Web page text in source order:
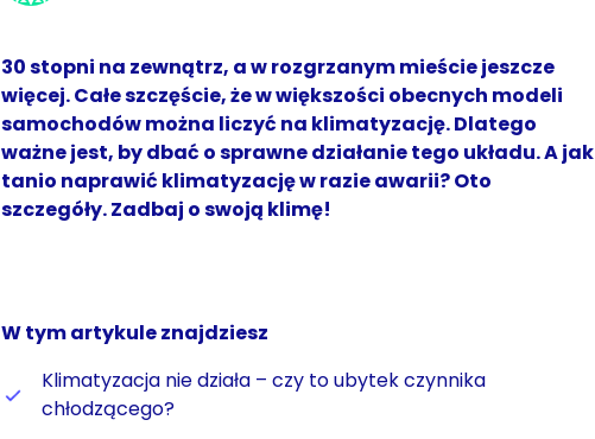
30 stopni na zewnątrz, a w rozgrzanym mieście jeszcze
więcej. Całe szczęście, że w większości obecnych modeli
samochodów można liczyć na klimatyzację. Dlatego
ważne jest, by dbać o sprawne działanie tego układu. A jak
tanio naprawić klimatyzację w razie awarii? Oto
szczegóły. Zadbaj o swoją klimę!
W tym artykule znajdziesz
Klimatyzacja nie działa – czy to ubytek czynnika
chłodzącego?